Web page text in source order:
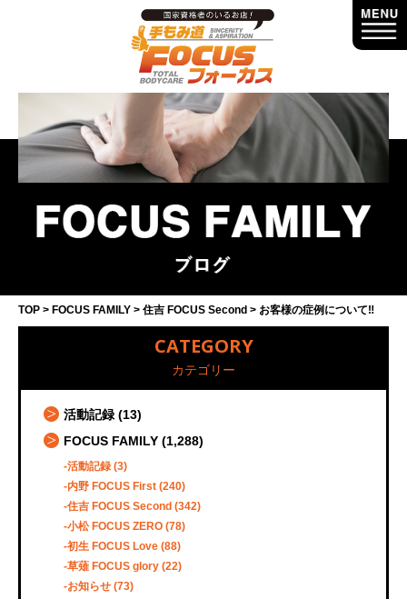
TOP FOCUS FAMILY 住吉 FOCUS Second お客様の症例について‼️
CATEGORY
カテゴリー
活動記録 (13)
FOCUS FAMILY (1,288)
活動記録 (3)
内野 FOCUS First (240)
住吉 FOCUS Second (342)
小松 FOCUS ZERO (78)
初生 FOCUS Love (88)
草薙 FOCUS glory (22)
お知らせ (73)